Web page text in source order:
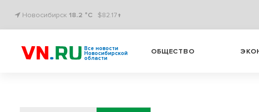
Новосибирск 18.2 °C $82.17↑
Все новости
Новосибирской
области
ОБЩЕСТВО